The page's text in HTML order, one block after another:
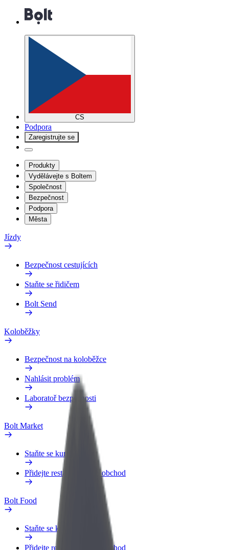
CS
Podpora
Zaregistrujte se
Produkty
Vydělávejte s Boltem
Společnost
Bezpečnost
Podpora
Města
Jízdy
Bezpečnost cestujících
Staňte se řidičem
Bolt Send
Koloběžky
Bezpečnost na koloběžce
Nahlásit problém
Laboratoř bezpečnosti
Bolt Market
Staňte se kurýrem
Přidejte restauraci nebo obchod
Bolt Food
Staňte se kurýrem
Přidejte restauraci nebo obchod